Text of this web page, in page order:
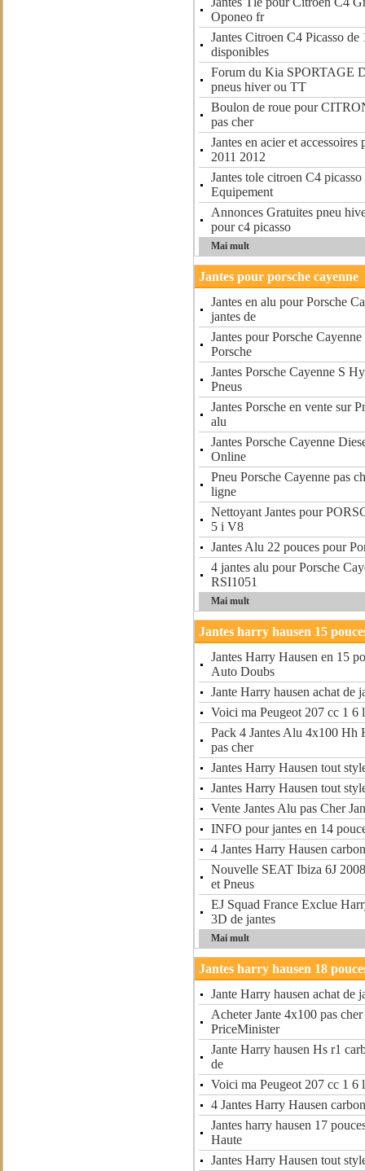
Oponeo fr
Jantes Citroen C4 Picasso de
disponibles
Forum du Kia SPORTAGE
pneus hiver ou TT
Boulon de roue pour
pas cher
Jantes en acier et
2011 2012
Jantes tole citroen C4
Equipement
Annonces Gratuites pneu
pour c4 picasso
Mai mult
Jantes pour porsche cayenne
Jantes en alu pour Porsche
jantes de
Jantes pour Porsche
Porsche
Jantes Porsche Cayenne S
Pneus
Jantes Porsche en vente sur
alu
Jantes Porsche Cayenne
Online
Pneu Porsche Cayenne pas
ligne
Nettoyant Jantes pour
5 i V8
Jantes Alu 22 pouces pour
4 jantes alu pour Porsche
RSI1051
Mai mult
Jantes harry hausen 15
Jantes Harry Hausen en 15
Auto Doubs
Jante Harry hausen achat de
Voici ma Peugeot 207 cc 1 6
Pack 4 Jantes Alu 4x100 Hh
pas cher
Jantes Harry Hausen tout
Jantes Harry Hausen tout
Vente Jantes Alu pas Cher
INFO pour jantes en 14
4 Jantes Harry Hausen
Nouvelle SEAT Ibiza 6J
et Pneus
EJ Squad France Exclue
3D de jantes
Mai mult
Jantes harry hausen 18
Jante Harry hausen achat de
Acheter Jante 4x100 pas
PriceMinister
Jante Harry hausen Hs r1
de
Voici ma Peugeot 207 cc 1 6
4 Jantes Harry Hausen
Jantes harry hausen 17
Haute
Jantes Harry Hausen tout